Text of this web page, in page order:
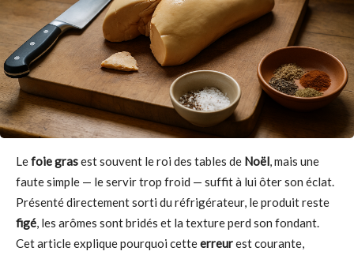
Lefoie grasest souvent le roi des tables de Noël, mais une
faute simple — le servir trop froid — suffit à lui ôter son éclat.
Présenté directement sorti du réfrigérateur, le produit reste
figé, les arômes sont bridés et la texture perd son fondant.
Cet article explique pourquoi cetteerreurest courante,